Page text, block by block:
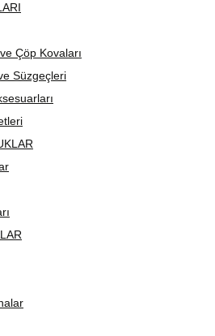
Çöp Kovaları
Süzgeçleri